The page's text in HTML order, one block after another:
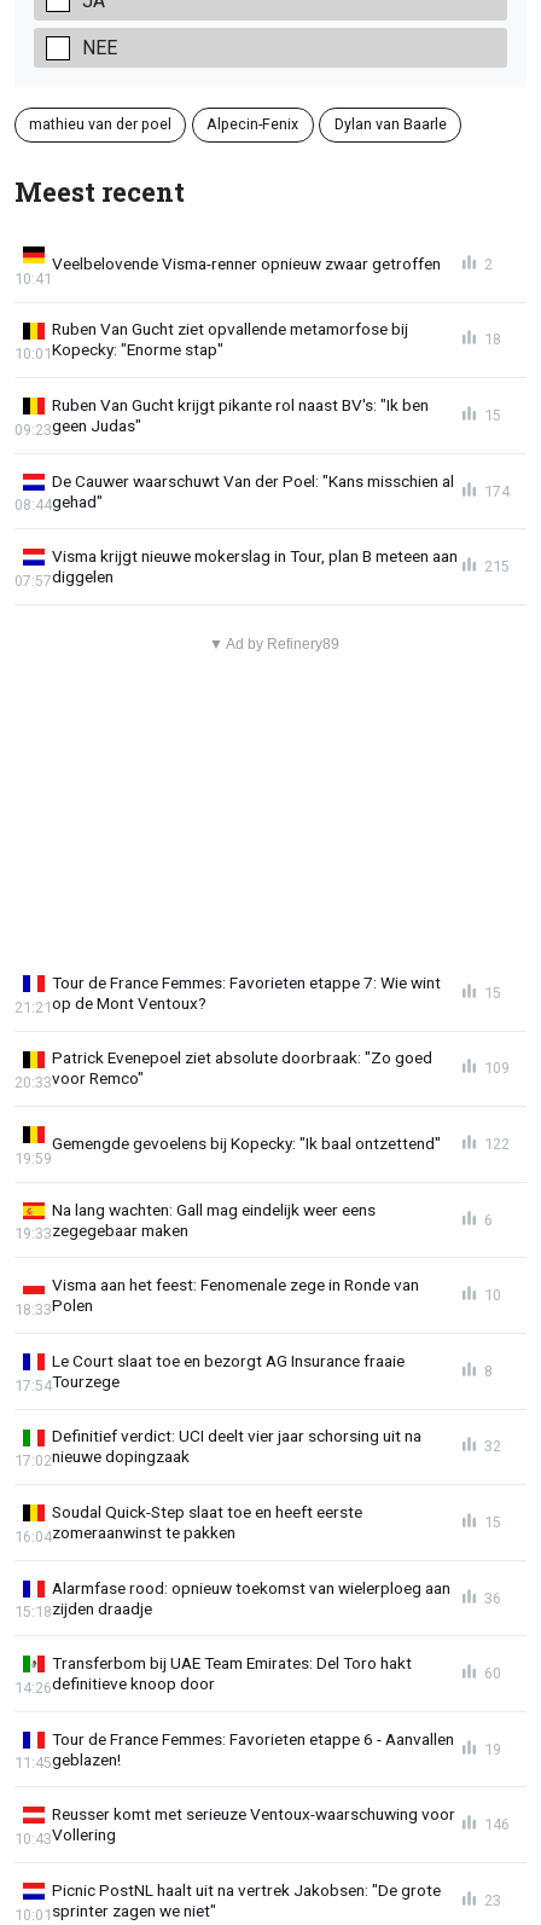
NEE
mathieu van der poel Alpecin-Fenix Dylan van Baarle
Meest recent
Veelbelovende Visma-renner opnieuw zwaar getroffen
10:41
2
Ruben Van Gucht ziet opvallende metamorfose bij
Kopecky: "Enorme stap"
10:01
18
Ruben Van Gucht krijgt pikante rol naast BV's: "Ik ben
geen Judas"
09:23
15
De Cauwer waarschuwt Van der Poel: "Kans misschien al
gehad"
08:44
174
Visma krijgt nieuwe mokerslag in Tour, plan B meteen aan
diggelen
07:57
215
▼ Ad by Refinery89
Tour de France Femmes: Favorieten etappe 7: Wie wint
op de Mont Ventoux?
21:21
15
Patrick Evenepoel ziet absolute doorbraak: "Zo goed
voor Remco"
20:33
109
Gemengde gevoelens bij Kopecky: "Ik baal ontzettend"
19:59
122
Na lang wachten: Gall mag eindelijk weer eens
zegegebaar maken
19:33
6
Visma aan het feest: Fenomenale zege in Ronde van
Polen
18:33
10
Le Court slaat toe en bezorgt AG Insurance fraaie
Tourzege
17:54
8
Definitief verdict: UCI deelt vier jaar schorsing uit na
nieuwe dopingzaak
17:02
32
Soudal Quick-Step slaat toe en heeft eerste
zomeraanwinst te pakken
16:04
15
Alarmfase rood: opnieuw toekomst van wielerploeg aan
zijden draadje
15:18
36
Transferbom bij UAE Team Emirates: Del Toro hakt
definitieve knoop door
14:26
60
Tour de France Femmes: Favorieten etappe 6 - Aanvallen
geblazen!
11:45
19
Reusser komt met serieuze Ventoux-waarschuwing voor
Vollering
10:43
146
Picnic PostNL haalt uit na vertrek Jakobsen: "De grote
sprinter zagen we niet"
10:01
23